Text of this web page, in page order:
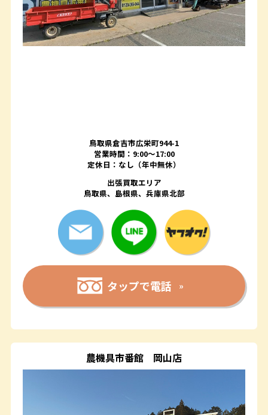
鳥取県倉吉市広栄町944-1
営業時間：9:00～17:00
定休日：なし（年中無休）
出張買取エリア
鳥取県、島根県、兵庫県北部
タップで電話
農機具市番館 岡山店